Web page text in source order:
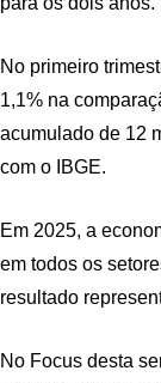
No primeiro
1,1% na
acumulado de 12
com o IBGE.
Em 2025, a
em todos os
resultado
No Focus desta